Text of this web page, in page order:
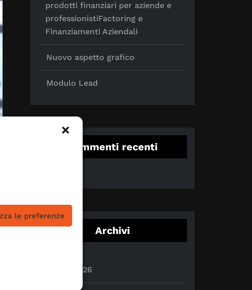
le preferenze
prodotti finanziari per aziende e
professionistiFactoring e
Finanziamenti Aziendali
Nuovo aspetto grafico
Modulo Lead
Commenti recenti
Archivi
Luglio 2026